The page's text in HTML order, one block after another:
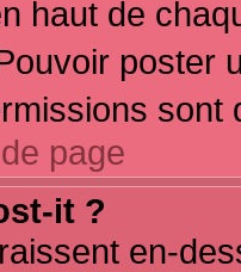
haut de
poster
page
it ?
en-